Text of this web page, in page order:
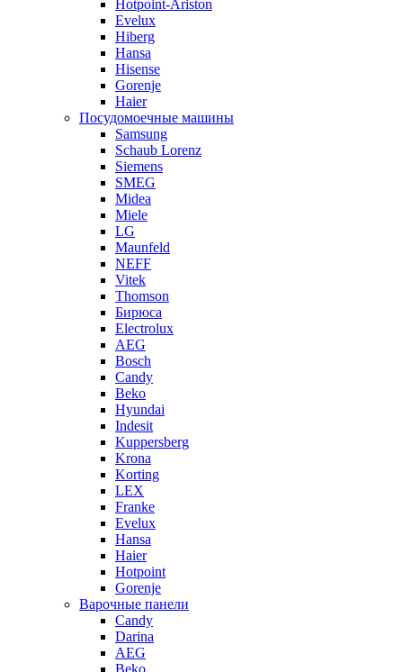
Hotpoint-Ariston
Evelux
Hiberg
Hansa
Hisense
Gorenje
Haier
Посудомоечные машины
Samsung
Schaub Lorenz
Siemens
SMEG
Midea
Miele
LG
Maunfeld
NEFF
Vitek
Thomson
Бирюса
Electrolux
AEG
Bosch
Candy
Beko
Hyundai
Indesit
Kuppersberg
Krona
Korting
LEX
Franke
Evelux
Hansa
Haier
Hotpoint
Gorenje
Варочные панели
Candy
Darina
AEG